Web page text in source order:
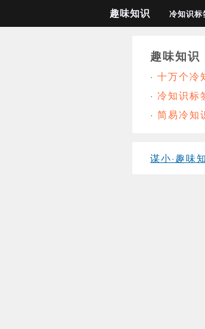
趣味知识 冷知识标
趣味知识
· 十万个冷
· 冷知识标
· 简易冷知
谋小·趣味